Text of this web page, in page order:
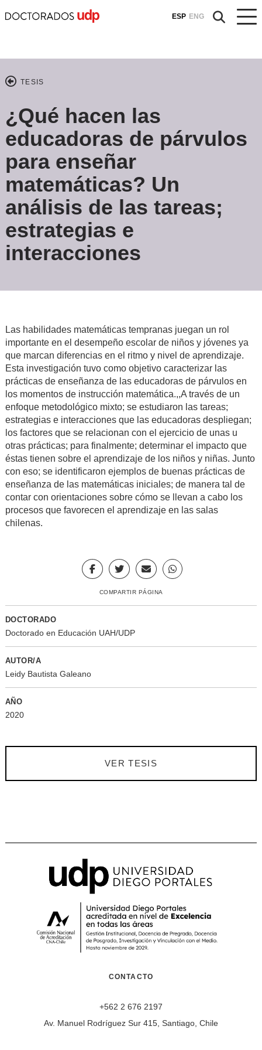
ESP ENG
TESIS
¿Qué hacen las
educadoras de párvulos
para enseñar
matemáticas? Un
análisis de las tareas;
estrategias e
interacciones
Las habilidades matemáticas tempranas juegan un rol
importante en el desempeño escolar de niños y jóvenes ya
que marcan diferencias en el ritmo y nivel de aprendizaje.
Esta investigación tuvo como objetivo caracterizar las
prácticas de enseñanza de las educadoras de párvulos en
los momentos de instrucción matemática.,,A través de un
enfoque metodológico mixto; se estudiaron las tareas;
estrategias e interacciones que las educadoras despliegan;
los factores que se relacionan con el ejercicio de unas u
otras prácticas; para finalmente; determinar el impacto que
éstas tienen sobre el aprendizaje de los niños y niñas. Junto
con eso; se identificaron ejemplos de buenas prácticas de
enseñanza de las matemáticas iniciales; de manera tal de
contar con orientaciones sobre cómo se llevan a cabo los
procesos que favorecen el aprendizaje en las salas
chilenas.
COMPARTIR PÁGINA
DOCTORADO
Doctorado en Educación UAH/UDP
AUTOR/A
Leidy Bautista Galeano
AÑO
2020
VER TESIS
CONTACTO
+562 2 676 2197
Av. Manuel Rodríguez Sur 415, Santiago, Chile